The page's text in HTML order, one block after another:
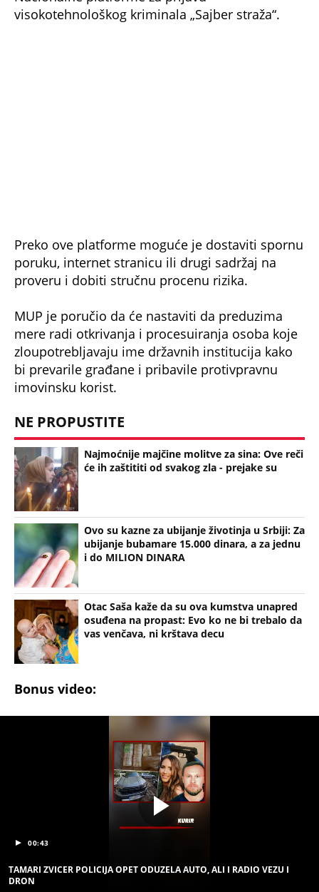
Otac Saša kaže da su ova kumstva unapred
osuđena na propast: Evo ko ne bi trebalo da
00:43
TAMARI ZVICER POLICIJA OPET ODUZELA AUTO, ALI I RADIO VEZU I
DRON
(Espreso/Mondo)
Uz Espreso aplikaciju nijedna druga vam neće
MUP Srbije SMS Poruke Prevaranti Saobraćaj
Kazne
OTKRIVENO KAKO JE ISPLANIRANO UBISTVO
PEKARA NA KARABURMI! Radivoje upao u zamku iz
koje nije mogao da se izvuče, ključna stvar desila
se VAN MESTA ZLOČINA
NAJJEZIVIJI UBICA STARE JUGOSLAVIJE: Mamin sin
otimao žene, stravično ih zlostavljao - a onda
SPALJIVAO U PEĆI ZA HLEB! Zbog kobne greške
skončao na ROBIJI
Tito je viknuo: "Zaustavite tog ludaka!" Brozov
ljubavnik njegove žene, pa izvršio samoubistvo
KRENUO DA TRAŽI DRVA, ONDA SU SE PROLOMILI
JAUCI KROZ NOĆ: Jezivi detalji utapanja u Borči -
Mladić upao u mulj dubok 5 METARA! "Jadno dete,
da tako strada..."
VERENICU KRALJA HLEBA ISMEVAJU NA MREŽAMA:
urnišu: "Dva dinara bukvalno"